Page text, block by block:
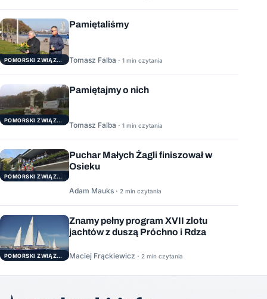
POMORSKI ZWIĄZEK ŻEGLARSKI
Pamiętaliśmy
Tomasz Falba · 1 min czytania
POMORSKI ZWIĄZEK ŻEGLARSKI
Pamiętajmy o nich
Tomasz Falba · 1 min czytania
POMORSKI ZWIĄZEK ŻEGLARSKI
Puchar Małych Żagli finiszował w
Osieku
Adam Mauks · 2 min czytania
POMORSKI ZWIĄZEK ŻEGLARSKI
Znamy pełny program XVII zlotu
jachtów z duszą Próchno i Rdza
Maciej Frąckiewicz · 2 min czytania